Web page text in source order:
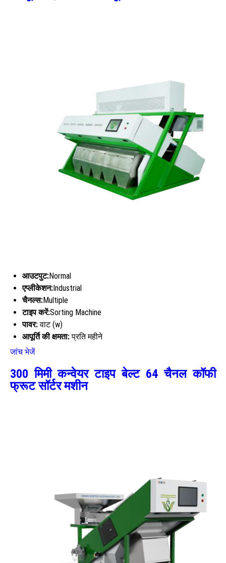
आउटपुट:Normal
एप्लीकेशन:Industrial
चैनल्स:Multiple
टाइप करें:Sorting Machine
पावर:वाट (w)
आपूर्ति की क्षमता:प्रति महीने
जांच भेजें
300 मिमी कन्वेयर टाइप बेल्ट 64 चैनल कॉफी
फ्रूट सॉर्टर मशीन